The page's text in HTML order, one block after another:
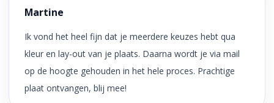
Martine
Ik vond het heel fijn dat je meerdere keuzes hebt qua
kleur en lay-out van je plaats. Daarna wordt je via mail
op de hoogte gehouden in het hele proces. Prachtige
plaat ontvangen, blij mee!